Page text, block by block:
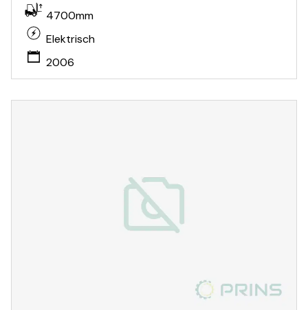
4700mm
Elektrisch
2006